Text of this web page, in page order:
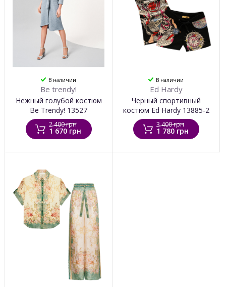
В наличии
Be trendy!
Нежный голубой костюм
Be Trendy! 13527
2 400 грн
1 670 грн
В наличии
Ed Hardy
Черный спортивный
костюм Ed Hardy 13885-2
3 400 грн
1 780 грн